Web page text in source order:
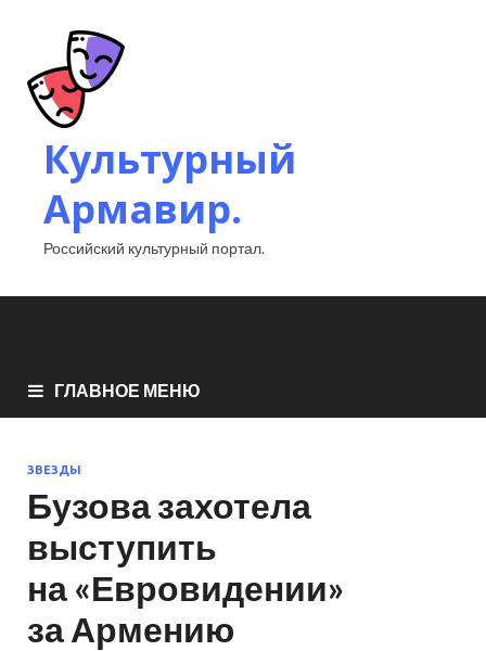
Культурный
Армавир.
Российский культурный портал.
ГЛАВНОЕ МЕНЮ
ЗВЕЗДЫ
Бузова захотела
выступить
на «Евровидении»
за Армению